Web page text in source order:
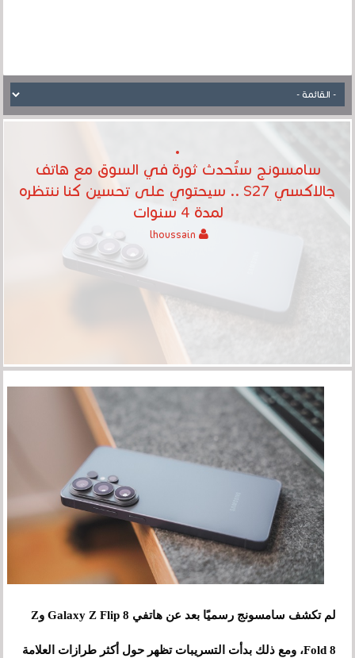
سامسونج ستُحدث ثورة في السوق مع هاتف
جالاكسي S27 .. سيحتوي على تحسين كنا ننتظره
لمدة 4 سنوات
لم تكشف سامسونج رسميًا بعد عن هاتفي Galaxy Z Flip 8 وZ
Fold 8، ومع ذلك بدأت التسريبات تظهر حول أكثر طرازات العلامة